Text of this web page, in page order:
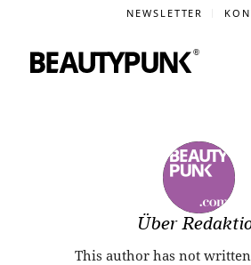
NEWSLETTER
Über
This author has not